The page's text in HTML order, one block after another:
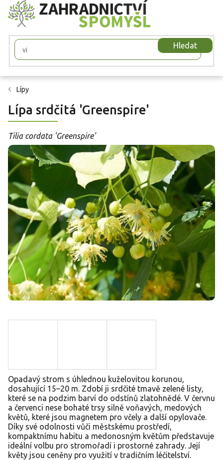
Přejít
na
obsah
Hledat
Lípy
Lípa srdčitá 'Greenspire'
Tilia cordata 'Greenspire'
Opadavý strom s úhlednou kuželovitou korunou,
dosahující 15–20 m. Zdobí ji srdčité tmavě zelené listy,
které se na podzim barví do odstínů zlatohnědé. V červnu
a červenci nese bohaté trsy silně voňavých, medových
květů, které jsou magnetem pro včely a další opylovače.
Díky své odolnosti vůči městskému prostředí,
kompaktnímu habitu a medonosným květům představuje
ideální volbu pro stromořadí i prostorné zahrady. Její
květy jsou ceněny pro využití v tradičním léčitelství.